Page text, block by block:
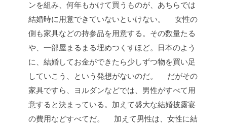
ンを組み、何年もかけて買うものが、あちらでは
結婚時に用意できていないといけない。
女性の
側も家具などの持参品を用意する。その数量たる
や、一部屋まるまる埋めつくすほど。日本のよう
に、結婚してお金ができたら少しずつ物を買い足
していこう、という発想がないのだ。
だがその
家具ですら、ヨルダンなどでは、男性がすべて用
意すると決まっている。加えて盛大な結婚披露宴
の費用などすべてだ。
加えて男性は、女性に結